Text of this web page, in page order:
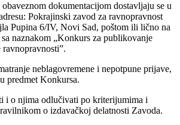
dokumentacijom dostavljaju se u
Pokrajinski zavod za ravnopravnost
Pupina 6/IV, Novi Sad, poštom ili lično na
sa naznakom „Konkurs za publikovanje
neblagovremene i nepotpune prijave,
predmet Konkursa.
i o njima odlučivati po kriterijumima i
o izdavačkoj delatnosti Zavoda.